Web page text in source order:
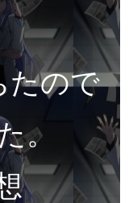
たので
。